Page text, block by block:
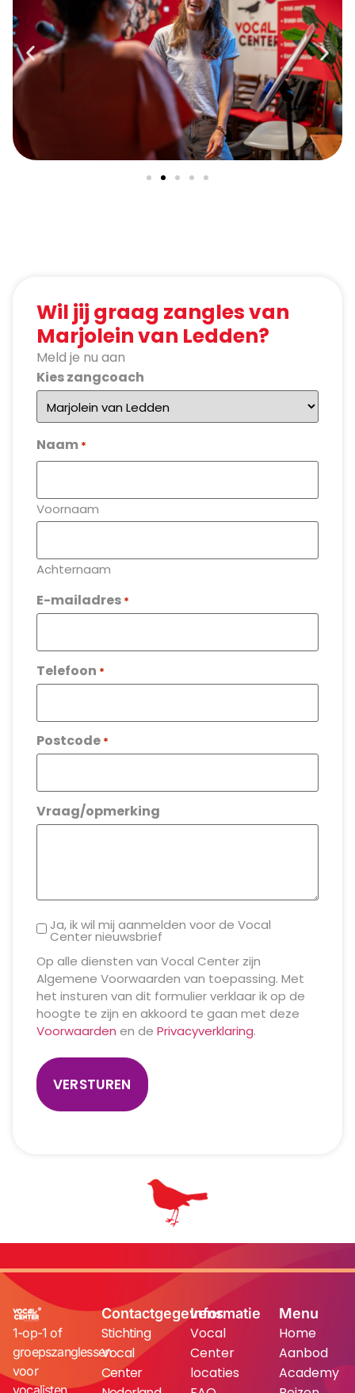
Wil jij graag zangles van
Marjolein van Ledden?
Meld je nu aan
Kies zangcoach
Naam *
Voornaam
Achternaam
E-mailadres *
Telefoon *
Postcode *
Vraag/opmerking
Ja, ik wil mij aanmelden voor de Vocal
Center nieuwsbrief
Op alle diensten van Vocal Center zijn
Algemene Voorwaarden van toepassing. Met
het insturen van dit formulier verklaar ik op de
hoogte te zijn en akkoord te gaan met deze
Voorwaarden en de Privacyverklaring.
1-op-1 of
groepszanglessen
voor
Contactgegevens
Stichting
Vocal
Center
Informatie
Vocal
Center
locaties
Menu
Home
Aanbod
Academy